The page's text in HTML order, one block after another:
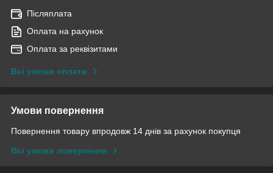
Післяплата
Оплата на рахунок
Оплата за реквізитами
Всі умови оплати
Умови повернення
Повернення товару впродовж 14 днів за рахунок покупця
Всі умови повернення